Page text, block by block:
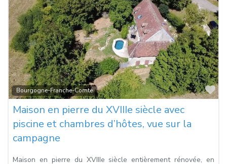
Bourgogne-Franche-Comté
Maison en pierre du XVIIIe siècle avec
piscine et chambres d’hôtes, vue sur la
campagne
Maison en pierre du XVIIIe siècle entièrement rénovée, en